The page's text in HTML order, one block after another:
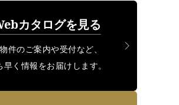
カタログを見る
件のご案内や受付など、
早く情報をお届けします。